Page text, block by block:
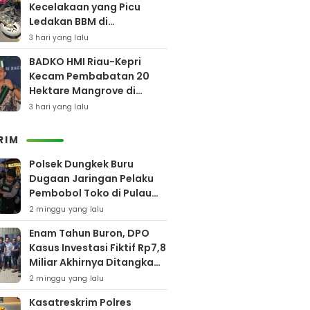
Kecelakaan yang Picu
Ledakan BBM di
Pamekasan
3 hari yang lalu
BADKO HMI Riau-Kepri
Kecam Pembabatan 20
Hektare Mangrove di
Bengkalis
3 hari yang lalu
Polsek Dungkek Buru
Dugaan Jaringan Pelaku
Pembobol Toko di Pulau
Gili Iyang
2 minggu yang lalu
Enam Tahun Buron, DPO
Kasus Investasi Fiktif Rp7,8
Miliar Akhirnya Ditangkap
Polres Pamekasan
2 minggu yang lalu
Kasatreskrim Polres